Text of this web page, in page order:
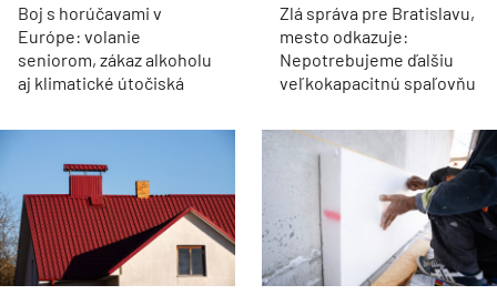
Boj s horúčavami v
Európe: volanie
seniorom, zákaz alkoholu
aj klimatické útočiská
Zlá správa pre Bratislavu,
mesto odkazuje:
Nepotrebujeme ďalšiu
veľkokapacitnú spaľovňu